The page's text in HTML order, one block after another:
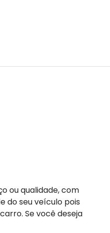
ou qualidade, com
do seu veículo pois
Se você deseja